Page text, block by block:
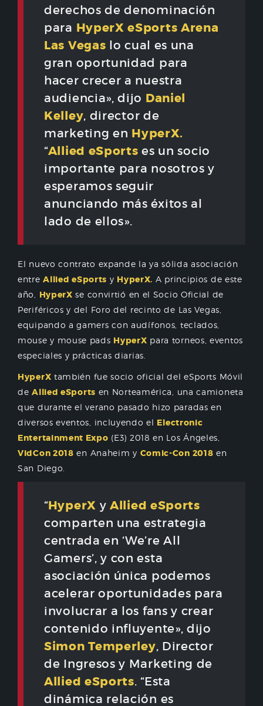
derechos de denominación
para HyperX eSports Arena
Las Vegas lo cual es una
gran oportunidad para
hacer crecer a nuestra
audiencia», dijo Daniel
Kelley, director de
marketing en HyperX.
“Allied eSports es un socio
importante para nosotros y
esperamos seguir
anunciando más éxitos al
lado de ellos».
El nuevo contrato expande la ya sólida asociación
entreAllied eSports y HyperX. A principios de este
año, HyperX se convirtió en el Socio Oficial de
Periféricos y del Foro del recinto de Las Vegas,
equipando a gamers con audífonos, teclados,
mouse y mouse pads HyperX para torneos, eventos
especiales y prácticas diarias.
HyperX también fue socio oficial del eSports Móvil
deAllied eSports en Norteamérica, una camioneta
que durante el verano pasado hizo paradas en
diversos eventos, incluyendo el Electronic
Entertainment Expo (E3) 2018 en Los Ángeles,
VidCon 2018 en Anaheim y Comic-Con 2018 en
San Diego.
“HyperX yAllied eSports
comparten una estrategia
centrada en ‘We’re All
Gamers’, y con esta
asociación única podemos
acelerar oportunidades para
involucrar a los fans y crear
contenido influyente», dijo
Simon Temperley, Director
de Ingresos y Marketing de
Allied eSports. “Esta
dinámica relación es